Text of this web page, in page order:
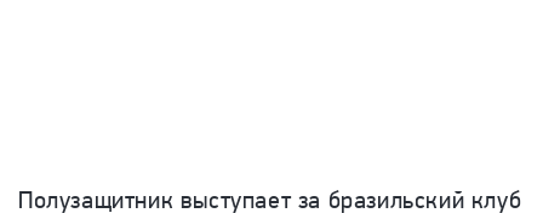
Полузащитник выступает за бразильский клуб